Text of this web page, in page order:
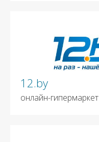
12.by
онлайн-гипермаркет